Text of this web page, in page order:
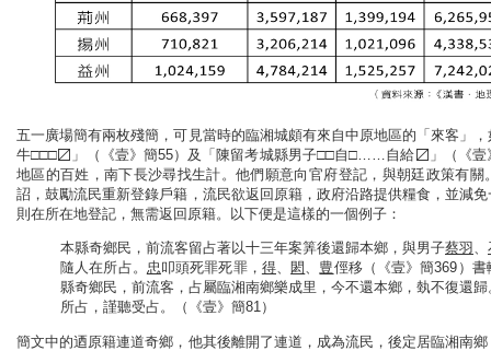
五一廣場簡有兩枚殘簡，可見當時的臨湘城頗有來自中原地區的「來客」
牛□□□〼」（《壹》簡55）及「陳留考城縣男子□□自□……自給〼」（《壹
地區的百姓，南下長沙尋找生計。他們願意向官府登記，與朝廷政策有關
詔，鼓勵流民重新登錄戶籍，流民欲返回原籍，政府沿路提供糧食，並減
則在所在地登記，無需返回原籍。以下便是這樣的一個例子：
本縣奇鄉民，前流客留占著以十三年案筭後還歸本鄉，與男子蔡羽 、
隨人在所占。 忠叩頭死罪死罪， 得、 閎 、 豊俓移（《壹》簡369）書
縣奇鄉民，前流客，占屬臨湘南鄉樂成里，今不還本鄉，埶不復還
所占，謹聽受占。（《壹》簡81）
簡文中的迺原籍連道奇鄉，他其後離開了連道，成為流民，後定居臨湘南